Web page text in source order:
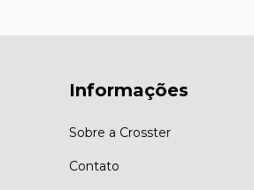
Informações
Sobre a Crosster
Contato